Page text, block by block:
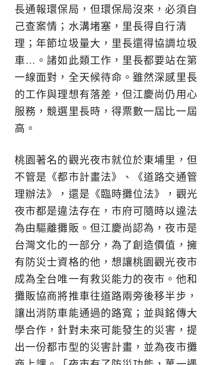
長通報環保局，但環保局沒來，必須自
己查案情；水溝堵塞，里長得自行清
理；年節垃圾量大，里長還得協調垃圾
車…。諸如此類工作，里長都要站在第
一線面對，全天候待命。雖然深感里長
的工作與理想有落差，但江慶尚仍用心
服務，競選里長時，得票數一屆比一屆
高。
桃園著名的觀光夜市就位於東埔里，但
不管是《都市計畫法》、《道路交通管
理辦法》，還是《臨時攤位法》，觀光
夜市都是違法存在，市府可隨時以違法
為由驅離攤販。但江慶尚認為，夜市是
台灣文化的一部分，為了創造價值，擁
有防災士資格的他，想讓桃園觀光夜市
成為全台唯一有救災能力的夜市。他和
攤販協商將推車往道路兩旁後移半步，
讓出消防車能通過的路寬；並與銘傳大
學合作，針對未來可能發生的災害，提
出一份都市型的災害計畫，並為夜市攤